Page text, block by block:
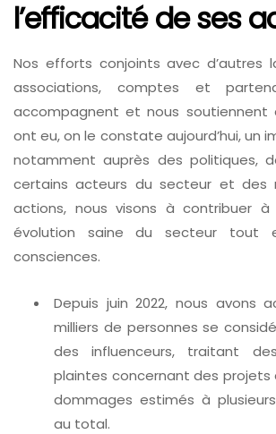
l’efficacité de ses
Nos efforts conjoints avec d’autres
associations, comptes et
accompagnent et nous soutiennent
ont eu, on le constate aujourd’hui, un
notamment auprès des politiques,
certains acteurs du secteur et des
actions, nous visons à contribuer à
évolution saine du secteur tout
consciences.
Depuis juin 2022, nous avons
milliers de personnes se
des influenceurs, traitant
plaintes concernant des projets
dommages estimés à plusieurs
au total.